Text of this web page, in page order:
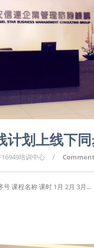
计划上线下
培训中心 /
课程名称 课时 1月 2月 3月...